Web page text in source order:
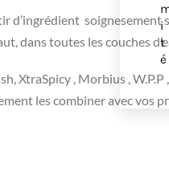
i
t
é
d’ingrédient
dans toutes les couches
XtraSpicy , Morbius ,
les combiner avec vos